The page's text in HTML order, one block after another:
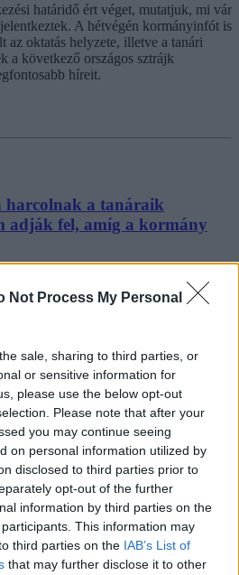
Not Process My Personal
sale, sharing to third parties, or
or sensitive information for
please use the below opt-out
Please note that after your
you may continue seeing
on personal information utilized by
disclosed to third parties prior to
opt-out of the further
information by third parties on the
participants. This information may
third parties on the IAB’s List of
that may further disclose it to other
határidő ért véget, mutatjuk, mi vár
A hétvégén kormányinfót is
az oktatás helyzete, illetve a tanári
a következő országos sztrájk
híreit.
harcolnak a tanáraik
adják fel, amíg a kormány
a pedagógussztrájk első napján,
alá, rendszeresen ott vannak a tanárok
nevű csoport a semmiből
oktatáspolitikai döntéseknek
isszák meg a levét. De kik ők, és
több ezer középiskolást a tanárok